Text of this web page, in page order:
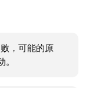
，可能的原